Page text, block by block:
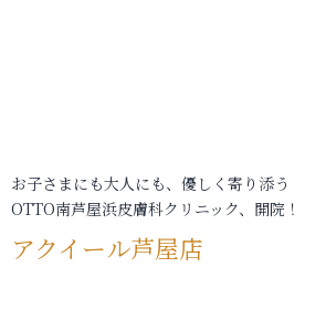
お子さまにも大人にも、優しく寄り添う
OTTO南芦屋浜皮膚科クリニック、開院！
アクイール芦屋店